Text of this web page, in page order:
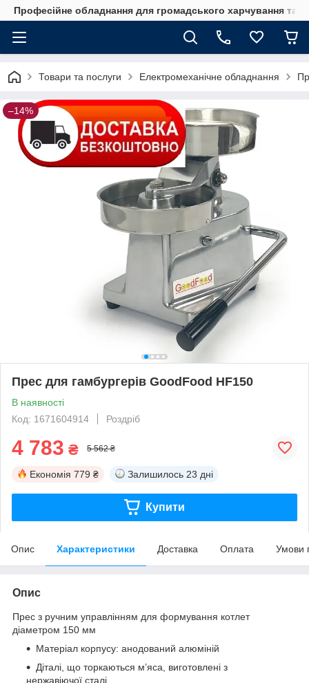
Професійне обладнання для громадського харчування та
Товари та послуги Електромеханічне обладнання
–14%
Прес для гамбургерів GoodFood HF150
В наявності
Код: 1671604914
Роздріб
4 783 ₴ 5 562 ₴
Економія 779 ₴ Залишилось 23 дні
Купити
Опис Характеристики Доставка Оплата Умови
Опис
Прес з ручним управлінням для формування котлет
діаметром 150 мм
Матеріал корпусу: анодований алюміній
Діталі, що торкаються м’яса, виготовлені з
нержавіючої сталі